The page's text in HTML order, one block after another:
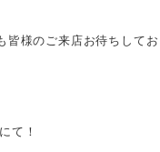
皆様のご来店お待ちしてお
て！